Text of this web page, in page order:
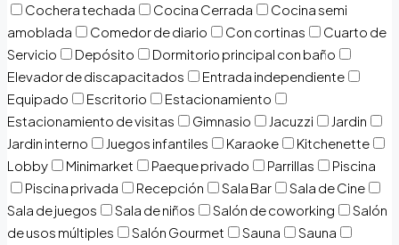
Cochera techada
Cocina Cerrada
Cocina semi
amoblada
Comedor de diario Con cortinas
Cuarto de
Servicio
Depósito
Dormitorio principal con baño
Elevador de discapacitados
Entrada independiente
Equipado
Escritorio
Estacionamiento
Estacionamiento de visitas
Gimnasio Jacuzzi
Jardin
Jardin interno
Juegos infantiles Karaoke
Kitchenette
Lobby
Minimarket Paeque privado Parrillas
Piscina
Piscina privada
Recepción Sala Bar
Sala de Cine
Sala de juegos
Sala de niños Salón de coworking
Salón
de usos múltiples
Salón Gourmet Sauna
Sauna